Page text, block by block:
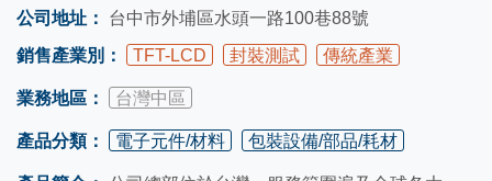
公司地址：
台中市外埔區水頭一路100巷88號
銷售產業別：
TFT-LCD 封裝測試 傳統產業
業務地區： 台灣中區
產品分類： 電子元件/材料 包裝設備/部品/耗材